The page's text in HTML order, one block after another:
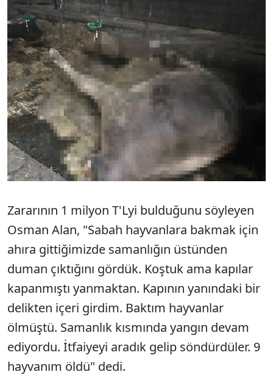
Zararının 1 milyon T'Lyi bulduğunu söyleyen
Osman Alan, "Sabah hayvanlara bakmak için
ahıra gittiğimizde samanlığın üstünden
duman çıktığını gördük. Koştuk ama kapılar
kapanmıştı yanmaktan. Kapının yanındaki bir
delikten içeri girdim. Baktım hayvanlar
ölmüştü. Samanlık kısmında yangın devam
ediyordu. İtfaiyeyi aradık gelip söndürdüler. 9
hayvanım öldü" dedi.